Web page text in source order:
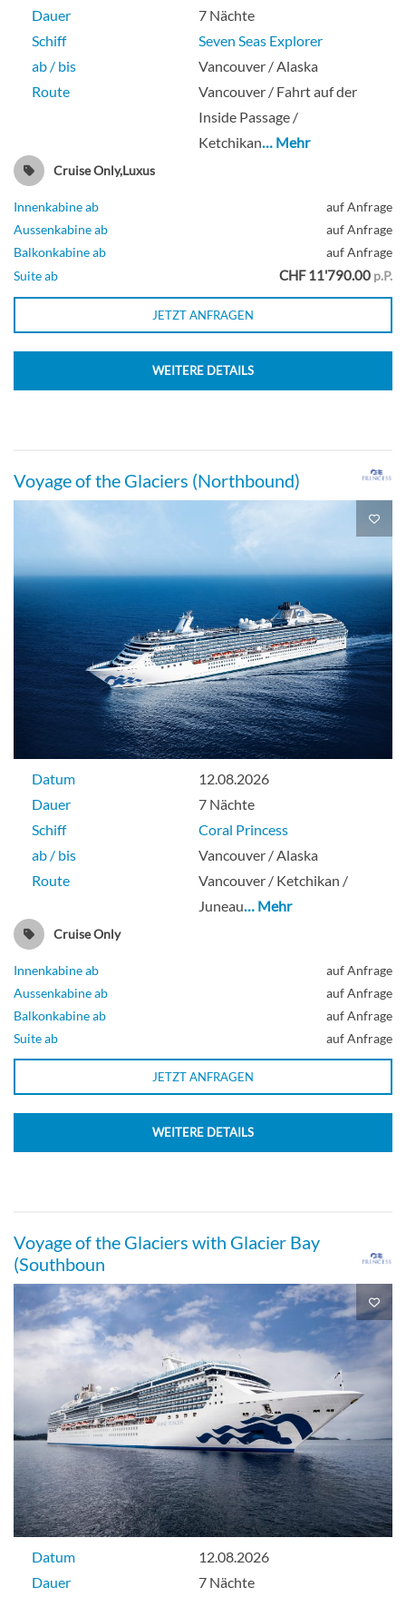
Dauer
7 Nächte
Schiff
Seven Seas Explorer
ab / bis
Vancouver / Alaska
Route
Vancouver / Fahrt auf der
Inside Passage /
Ketchikan… Mehr
Cruise Only,Luxus
Innenkabine ab
auf Anfrage
Aussenkabine ab
auf Anfrage
Balkonkabine ab
auf Anfrage
Suite ab
CHF 11'790.00 p.P.
JETZT ANFRAGEN
WEITERE DETAILS
Voyage of the Glaciers (Northbound)
Datum
12.08.2026
Dauer
7 Nächte
Schiff
Coral Princess
ab / bis
Vancouver / Alaska
Route
Vancouver / Ketchikan /
Juneau… Mehr
Cruise Only
Innenkabine ab
auf Anfrage
Aussenkabine ab
auf Anfrage
Balkonkabine ab
auf Anfrage
Suite ab
auf Anfrage
JETZT ANFRAGEN
WEITERE DETAILS
Voyage of the Glaciers with Glacier Bay
(Southboun
Datum
12.08.2026
Dauer
7 Nächte